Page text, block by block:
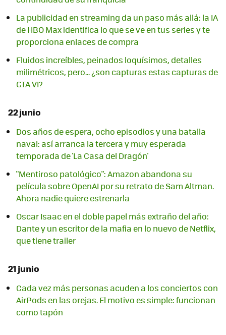
La publicidad en streaming da un paso más allá: la IA
de HBO Max identifica lo que se ve en tus series y te
proporciona enlaces de compra
Fluidos increíbles, peinados loquísimos, detalles
milimétricos, pero... ¿son capturas estas capturas de
GTA VI?
22 junio
Dos años de espera, ocho episodios y una batalla
naval: así arranca la tercera y muy esperada
temporada de 'La Casa del Dragón'
"Mentiroso patológico": Amazon abandona su
película sobre OpenAI por su retrato de Sam Altman.
Ahora nadie quiere estrenarla
Oscar Isaac en el doble papel más extraño del año:
Dante y un escritor de la mafia en lo nuevo de Netflix,
que tiene trailer
21 junio
Cada vez más personas acuden a los conciertos con
AirPods en las orejas. El motivo es simple: funcionan
como tapón